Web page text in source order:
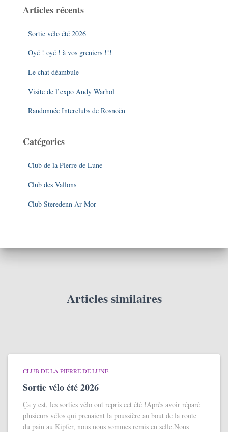
r
Articles récents
Sortie vélo été 2026
Oyé ! oyé ! à vos greniers !!!
Le chat déambule
Visite de l’expo Andy Warhol
Randonnée Interclubs de Rosnoën
Catégories
Club de la Pierre de Lune
Club des Vallons
Club Steredenn Ar Mor
Articles similaires
CLUB DE LA PIERRE DE LUNE
Sortie vélo été 2026
Ça y est, les sorties vélo ont repris cet été !Après avoir réparé
plusieurs vélos qui prenaient la poussière au bout de la route
du pain au Kipfer, nous nous sommes remis en selle.Nous